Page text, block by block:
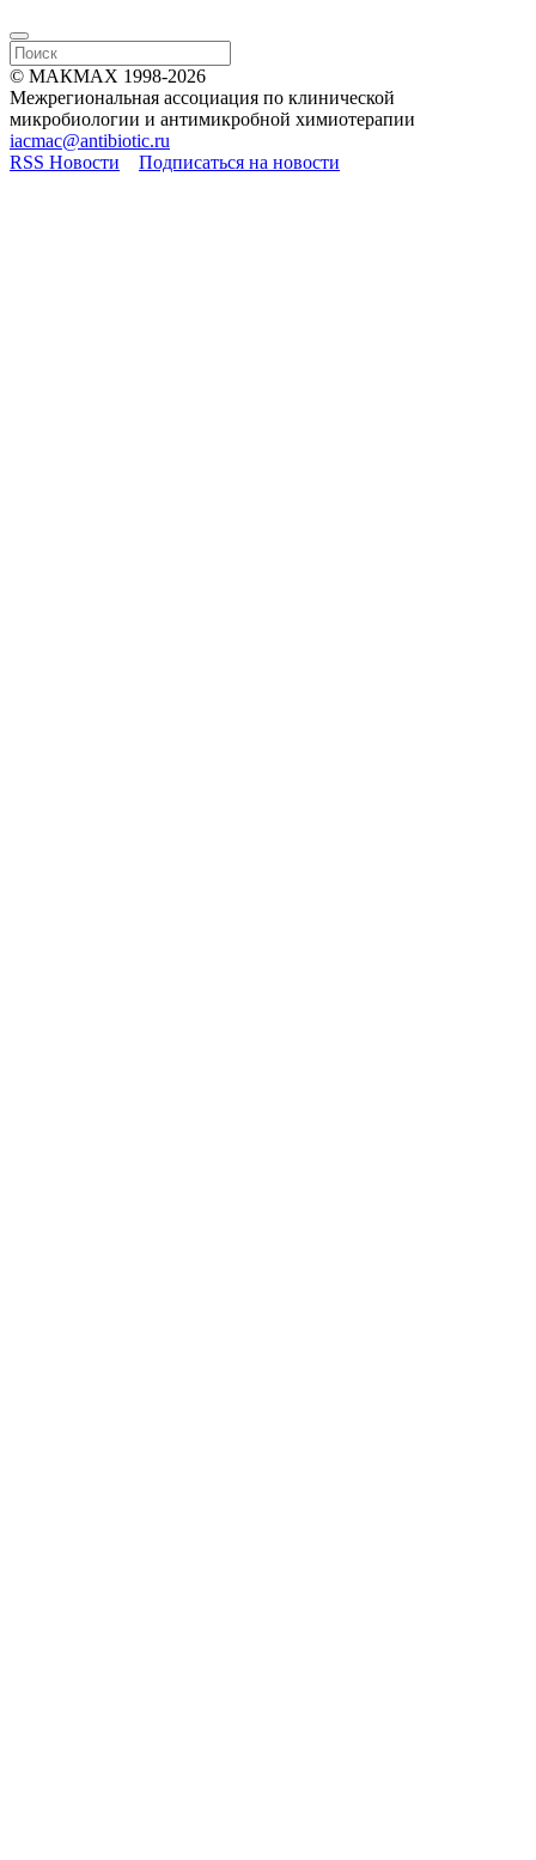
© МАКМАХ 1998-2026
Межрегиональная ассоциация по клинической
микробиологии и антимикробной химиотерапии
iacmac@antibiotic.ru
RSS Новости
Подписаться на новости